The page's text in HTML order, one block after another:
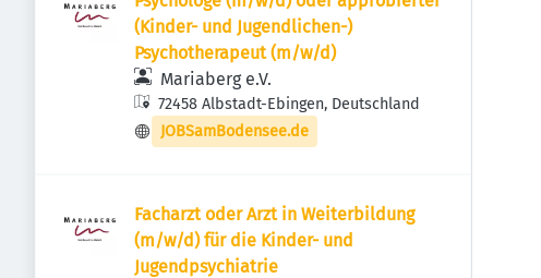
(Kinder- und Jugendlichen-)
Psychotherapeut (m/w/d)
Mariaberg e.V.
72458 Albstadt-Ebingen, Deutschland
JOBSamBodensee.de
Facharzt oder Arzt in Weiterbildung
(m/w/d) für die Kinder- und
Jugendpsychiatrie